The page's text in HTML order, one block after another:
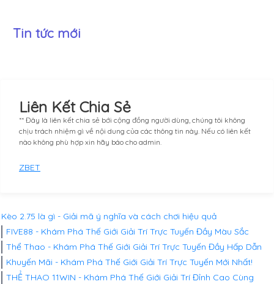
Tin tức mới
Liên Kết Chia Sẻ
** Đây là liên kết chia sẻ bới cộng đồng người dùng, chúng tôi không
chịu trách nhiệm gì về nội dung của các thông tin này. Nếu có liên kết
nào không phù hợp xin hãy báo cho admin.
ZBET
Kèo 2.75 là gì - Giải mã ý nghĩa và cách chơi hiệu quả
FIVE88 - Khám Phá Thế Giới Giải Trí Trực Tuyến Đầy Màu Sắc
Thể Thao - Khám Phá Thế Giới Giải Trí Trực Tuyến Đầy Hấp Dẫn
Khuyến Mãi - Khám Phá Thế Giới Giải Trí Trực Tuyến Mới Nhất!
THỂ THAO 11WIN - Khám Phá Thế Giới Giải Trí Đỉnh Cao Cùng